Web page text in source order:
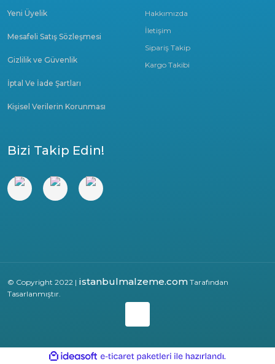
Hakkımızda
İletişim
Sipariş Takip
Kargo Takibi
Yeni Üyelik
Mesafeli Satış Sözleşmesi
Gizlilik ve Güvenlik
İptal Ve İade Şartları
Kişisel Verilerin Korunması
Bizi Takip Edin!
© Copyright 2022 | istanbulmalzeme.com Tarafından
Tasarlanmıştır.
ideasoft
e-